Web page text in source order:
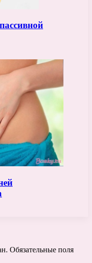
Обязательные поля